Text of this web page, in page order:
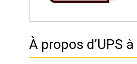
À propos d’UPS à